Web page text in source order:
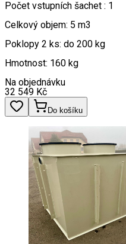
Počet vstupních šachet : 1
Celkový objem: 5 m3
Poklopy 2 ks: do 200 kg
Hmotnost: 160 kg
Na objednávku
32 549 Kč
Do košíku